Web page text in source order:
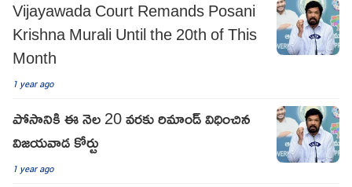
Vijayawada Court Remands Posani
Krishna Murali Until the 20th of This
Month
1 year ago
పోసానికి ఈ నెల 20 వరకు రిమాండ్ విధించిన
విజయవాడ కోర్టు
1 year ago